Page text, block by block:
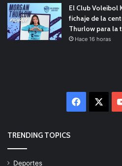
El Club Voleibol
fichaje de la
Thurlow para la
Hace 16 horas
Facebook
TRENDING TOPICS
Deportes